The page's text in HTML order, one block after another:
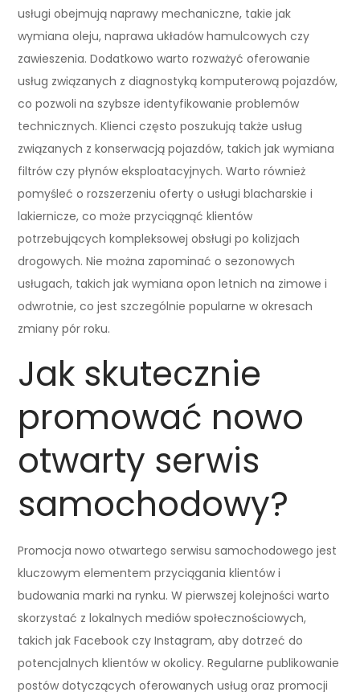
usługi obejmują naprawy mechaniczne, takie jak
wymiana oleju, naprawa układów hamulcowych czy
zawieszenia. Dodatkowo warto rozważyć oferowanie
usług związanych z diagnostyką komputerową pojazdów,
co pozwoli na szybsze identyfikowanie problemów
technicznych. Klienci często poszukują także usług
związanych z konserwacją pojazdów, takich jak wymiana
filtrów czy płynów eksploatacyjnych. Warto również
pomyśleć o rozszerzeniu oferty o usługi blacharskie i
lakiernicze, co może przyciągnąć klientów
potrzebujących kompleksowej obsługi po kolizjach
drogowych. Nie można zapominać o sezonowych
usługach, takich jak wymiana opon letnich na zimowe i
odwrotnie, co jest szczególnie popularne w okresach
zmiany pór roku.
Jak skutecznie
promować nowo
otwarty serwis
samochodowy?
Promocja nowo otwartego serwisu samochodowego jest
kluczowym elementem przyciągania klientów i
budowania marki na rynku. W pierwszej kolejności warto
skorzystać z lokalnych mediów społecznościowych,
takich jak Facebook czy Instagram, aby dotrzeć do
potencjalnych klientów w okolicy. Regularne publikowanie
postów dotyczących oferowanych usług oraz promocji